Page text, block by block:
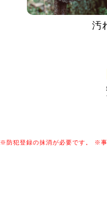
汚
※防犯登録の抹消が必要です。 ※事